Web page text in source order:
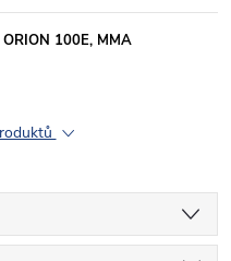
100E, MMA